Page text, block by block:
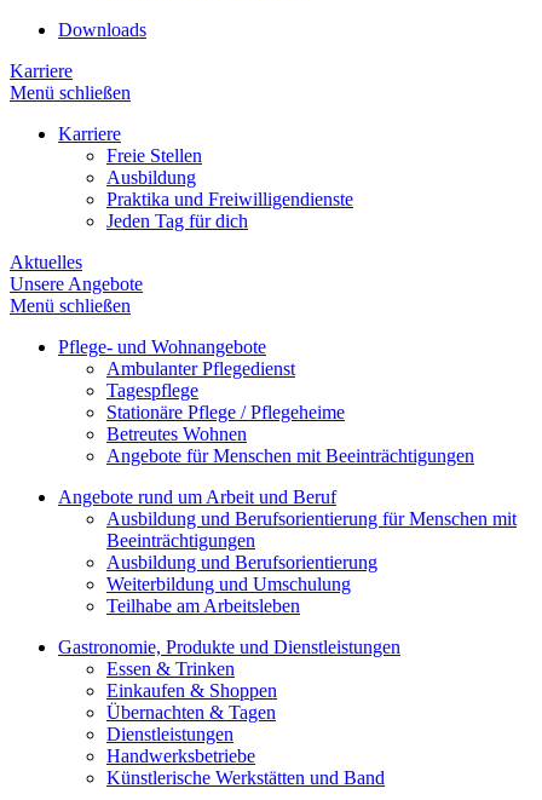
Downloads
Karriere
Menü schließen
Karriere
Freie Stellen
Ausbildung
Praktika und Freiwilligendienste
Jeden Tag für dich
Aktuelles
Unsere Angebote
Menü schließen
Pflege- und Wohnangebote
Ambulanter Pflegedienst
Tagespflege
Stationäre Pflege / Pflegeheime
Betreutes Wohnen
Angebote für Menschen mit Beeinträchtigungen
Angebote rund um Arbeit und Beruf
Ausbildung und Berufsorientierung für Menschen mit
Beeinträchtigungen
Ausbildung und Berufsorientierung
Weiterbildung und Umschulung
Teilhabe am Arbeitsleben
Gastronomie, Produkte und Dienstleistungen
Essen & Trinken
Einkaufen & Shoppen
Übernachten & Tagen
Dienstleistungen
Handwerksbetriebe
Künstlerische Werkstätten und Band